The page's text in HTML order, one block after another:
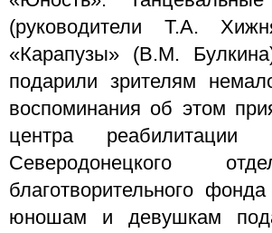
(руководители Т.А.
«Карапузы» (В.М.
подарили зрителям
воспоминания об этом
центра
Северодонецкого
благотворительного
юношам и девушкам